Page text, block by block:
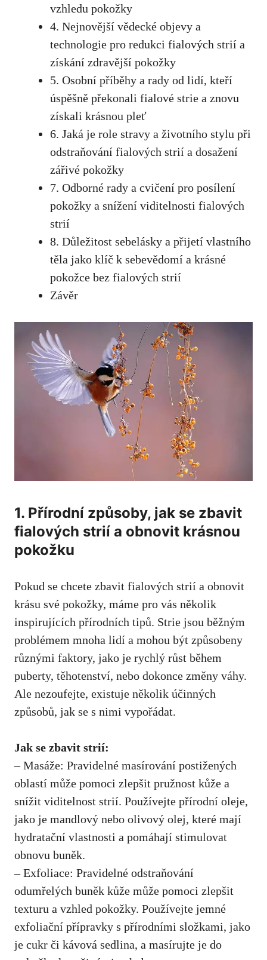
vzhledu pokožky
4. Nejnovější ⁣vědecké objevy a
technologie pro redukci fialových ‌strií a
získání⁢ zdravější pokožky
5. Osobní příběhy a rady od lidí, kteří
úspěšně ⁢překonali fialové strie a⁤ znovu
získali krásnou pleť
6. Jaká je role stravy a​ životního stylu při
odstraňování fialových strií a dosažení‌
zářivé‌ pokožky
7. Odborné rady a cvičení pro posílení
pokožky a snížení ‍viditelnosti fialových
strií
8. Důležitost sebelásky a přijetí vlastního
těla jako klíč k sebevědomí a krásné
pokožce bez fialových strií
Závěr
1. Přírodní způsoby, ⁤jak se zbavit
fialových strií a⁢ obnovit krásnou
pokožku
Pokud se chcete zbavit fialových strií a obnovit
krásu své pokožky, máme pro vás několik
inspirujících přírodních tipů. Strie​ jsou běžným
problémem mnoha lidí‍ a mohou být způsobeny
různými faktory,⁣ jako je rychlý růst ​během
puberty, těhotenství, nebo dokonce změny váhy.
Ale⁢ nezoufejte, existuje několik účinných
způsobů, jak se s nimi vypořádat.
Jak se zbavit⁤ strií:
– Masáže: Pravidelné masírování postižených
oblastí může pomoci zlepšit pružnost kůže a
snížit viditelnost strií. Používejte přírodní oleje,
jako je mandlový nebo olivový olej, které mají
hydratační vlastnosti a pomáhají ‌stimulovat
obnovu buněk.
– Exfoliace: Pravidelné odstraňování
odumřelých buněk kůže může ⁣pomoci zlepšit
texturu a vzhled pokožky. Používejte jemné
exfoliační přípravky s přírodními složkami, jako
je cukr či kávová sedlina, a masírujte je do